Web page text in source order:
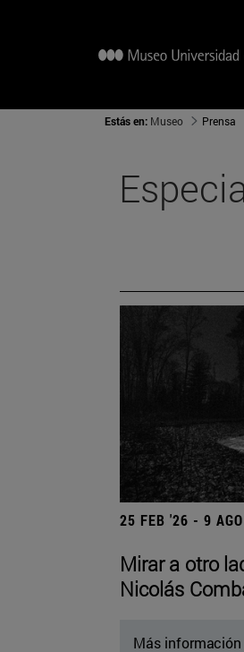
Estás en: Museo Prensa
25 FEB '26 - 9
Mirar a otro
Nicolás
Más información